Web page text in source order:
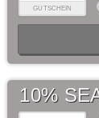
GUTSCHEIN
10%